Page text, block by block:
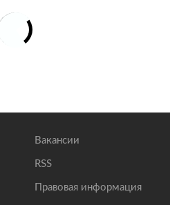
Вакансии
RSS
Правовая информация